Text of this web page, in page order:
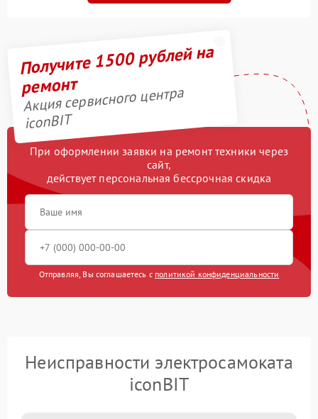
Получите 1500 рублей на
ремонт
Акция сервисного центра
iconBIT
При оформлении заявки на ремонт техники через
сайт,
действует персональная бессрочная скидка
Отправляя, Вы соглашаетесь с политикой конфиденциальности
Неисправности электросамоката
iconBIT